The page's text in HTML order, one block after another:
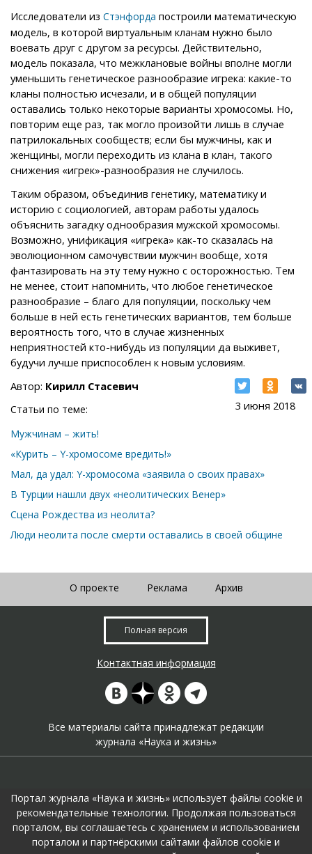
Исследователи из Стэнфорда построили математическую
модель, в которой виртуальным кланам нужно было
воевать друг с другом за ресурсы. Действительно,
модель показала, что межклановые войны вполне могли
уменьшить генетическое разнообразие игрека: какие-то
кланы полностью исчезали, и в общей популяции
оставались только некоторые варианты хромосомы. Но,
повторим еще раз, так могло произойти лишь в случае
патрилокальных сообществ; если бы мужчины, как и
женщины, могли переходить из клана в клан, такого
снижения «игрек»-разнообразия не случилось.
Таким образом, объединив генетику, математику и
историю с социологией, авторам работы удалось
объяснить загадку однообразия мужской хромосомы.
Возможно, унификация «игрека» как-то сказалась на
эволюционном самочувствии мужчин вообще, хотя
фантазировать на эту тему нужно с осторожностью. Тем
не менее, стоит напомнить, что любое генетическое
разнообразие – благо для популяции, поскольку чем
больше в ней есть генетических вариантов, тем больше
вероятность того, что в случае жизненных
неприятностей кто-нибудь из популяции да выживет,
будучи лучше приспособлен к новым условиям.
3 июня 2018
Автор: Кирилл Стасевич
Статьи по теме:
Мужчинам – жить!
«Курить – Y-хромосоме вредить!»
Мал, да удал: Y-хромосома «заявила о своих правах»
В Турции нашли двух «неолитических Венер»
Сцена Рождества из неолита?
Люди неолита после смерти оставались в своей общине
О проекте Реклама Архив
Полная версия
Контактная информация
Все материалы сайта принадлежат редакции
журнала «Наука и жизнь»
На портале применяются рекомендательные технологии
Продолжая пользоваться порталом вы соглашаетесь с их
Портал журнала «Наука и жизнь» использует файлы cookie и
рекомендательные технологии. Продолжая пользоваться
порталом, вы соглашаетесь с хранением и использованием
порталом и партнёрскими сайтами файлов cookie и